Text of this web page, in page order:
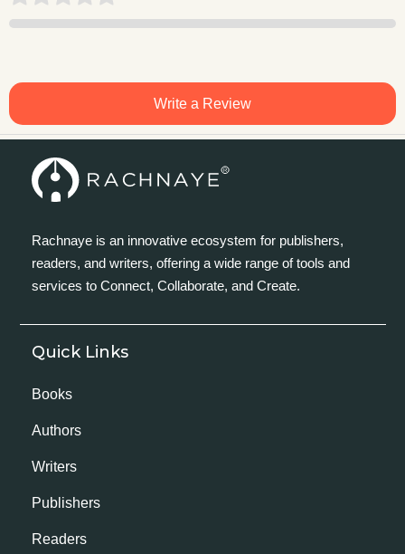
Write a Review
Rachnaye is an innovative ecosystem for publishers,
readers, and writers, offering a wide range of tools and
services to Connect, Collaborate, and Create.
Quick Links
Books
Authors
Writers
Publishers
Readers